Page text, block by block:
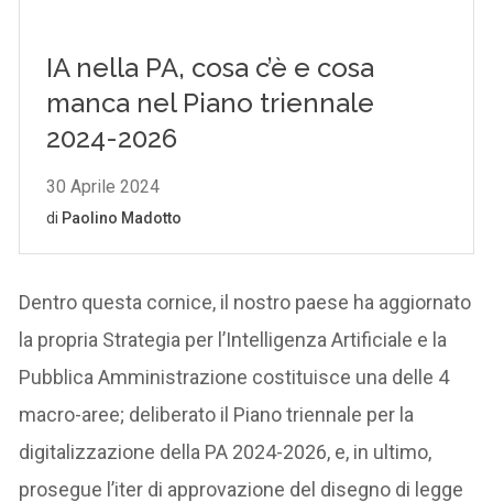
Dentro questa cornice, il nostro paese ha aggiornato
la propria Strategia per l’Intelligenza Artificiale e la
Pubblica Amministrazione costituisce una delle 4
macro-aree; deliberato il Piano triennale per la
digitalizzazione della PA 2024-2026, e, in ultimo,
prosegue l’iter di approvazione del disegno di legge